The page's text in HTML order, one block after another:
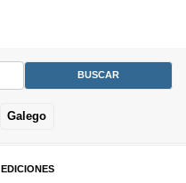
Galego
EDICIONES